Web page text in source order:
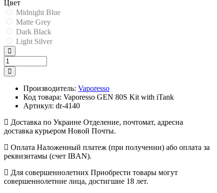
Цвет
Midnight Blue
Matte Grey
Dark Black
Light Silver
Производитель: Vaporesso
Код товара: Vaporesso GEN 80S Kit with iTank
Артикул: dr-4140
Доставка по Украине Отделение, почтомат, адресна
доставка курьером Новой Почты.
Оплата Наложенный платеж (при получении) або оплата за
реквизитамы (счет IBAN).
Для совершеннолетних Приобрести товары могут
совершеннолетние лица, достигшие 18 лет.